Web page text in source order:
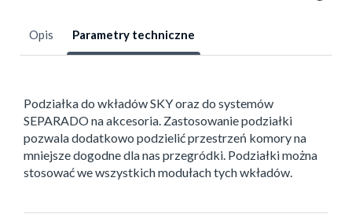
Opis Parametry techniczne
Podziałka do wkładów SKY oraz do systemów
SEPARADO na akcesoria. Zastosowanie podziałki
pozwala dodatkowo podzielić przestrzeń komory na
mniejsze dogodne dla nas przegródki. Podziałki można
stosować we wszystkich modułach tych wkładów.